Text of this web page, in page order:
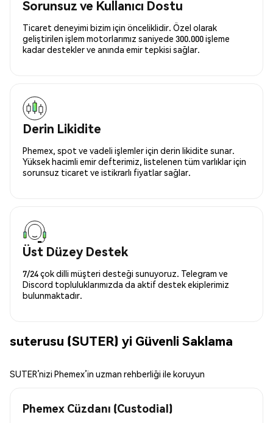
Sorunsuz ve Kullanıcı Dostu
Ticaret deneyimi bizim için önceliklidir. Özel olarak
geliştirilen işlem motorlarımız saniyede 300.000 işleme
kadar destekler ve anında emir tepkisi sağlar.
Derin Likidite
Phemex, spot ve vadeli işlemler için derin likidite sunar.
Yüksek hacimli emir defterimiz, listelenen tüm varlıklar için
sorunsuz ticaret ve istikrarlı fiyatlar sağlar.
Üst Düzey Destek
7/24 çok dilli müşteri desteği sunuyoruz. Telegram ve
Discord topluluklarımızda da aktif destek ekiplerimiz
bulunmaktadır.
suterusu (SUTER) yi Güvenli Saklama
SUTER’nizi Phemex’in uzman rehberliği ile koruyun
Phemex Cüzdanı (Custodial)